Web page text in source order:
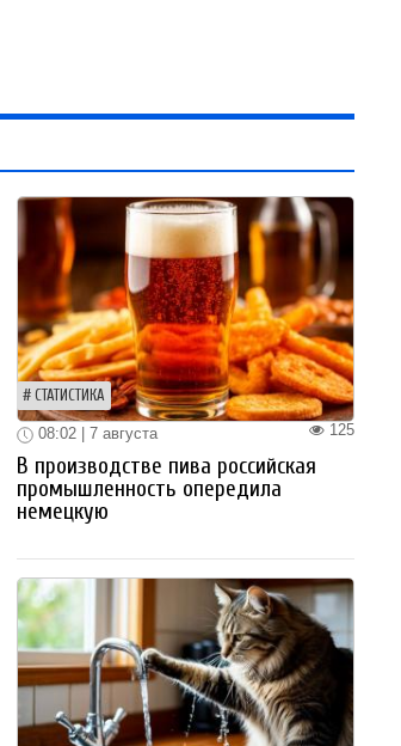
СТАТИСТИКА
125
08:02 | 7 августа
В производстве пива российская
промышленность опередила
немецкую